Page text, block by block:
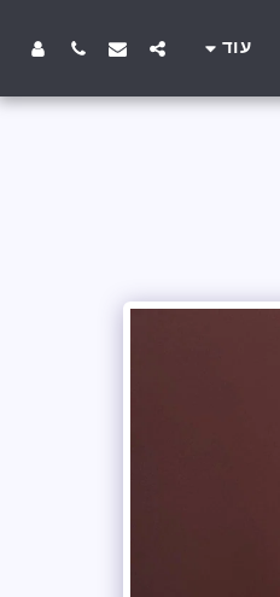
עוד